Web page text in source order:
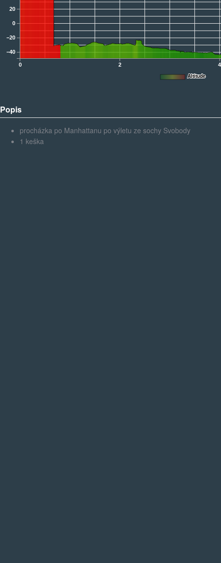
0 2
−40
−20
0
20
Altitude
Popis
procházka po Manhattanu po výletu ze sochy Svobody
1 keška